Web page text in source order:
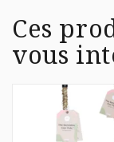
Ces
vous